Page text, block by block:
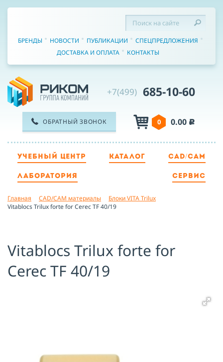
БРЕНДЫ НОВОСТИ ПУБЛИКАЦИИ
СПЕЦПРЕДЛОЖЕНИЯ
ДОСТАВКА И ОПЛАТА
КОНТАКТЫ
+7(499) 685-10-60
ОБРАТНЫЙ ЗВОНОК 0 0.00 c
ИМЯ
оферты, подтверждаю
ознакомление сполитикой
конфиденциальности
и даю согласие
наобработку персональных данных
УЧЕБНЫЙ ЦЕНТР КАТАЛОГ CAD/CAM
ЛАБОРАТОРИЯ СЕРВИС
Главная CAD/CAM материалы
Блоки VITA Trilux
Vitablocs Trilux forte for Cerec TF 40/19
Vitablocs Trilux forte for
Cerec TF 40/19